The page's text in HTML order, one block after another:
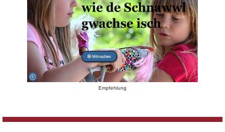
Empfehlung